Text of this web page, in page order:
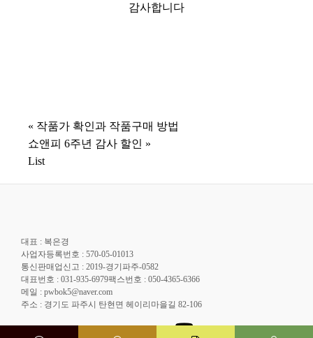
감사합니다
« 작품가 확인과 작품구매 방법
쇼앤피 6주년 감사 할인 »
List
대표 : 복은경
사업자등록번호 : 570-05-01013
통신판매업신고 : 2019-경기파주-0582
대표번호 : 031-935-6979팩스번호 : 050-4365-6366
메일 : pwbok5@naver.com
주소 : 경기도 파주시 탄현면 헤이리마을길 82-106